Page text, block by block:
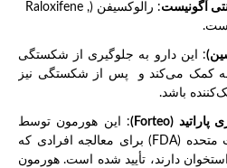
آگونیست
: رالوکسیفن (Raloxifene ,
: این دارو به جلوگیری از شکستگی
کمک می‌کند و پس از شکستگی نیز
باشد.
پاراتید (Forteo)
: این هورمون توسط
سازمان غذا و داروی ایالات متحده (FDA) برای معالجه افرادی که
دارند، تأیید شده است. هورمون